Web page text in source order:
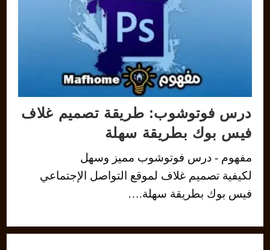
درس فوتوشوب: طريقة تصميم غلاف
فيس بوك بطريقة سهلة
مفهوم - درس فوتوشوب مميز وسهل
لكيفية تصميم غلاف لموقع التواصل الإجتماعي
فيس بوك بطريقة سهلة.…